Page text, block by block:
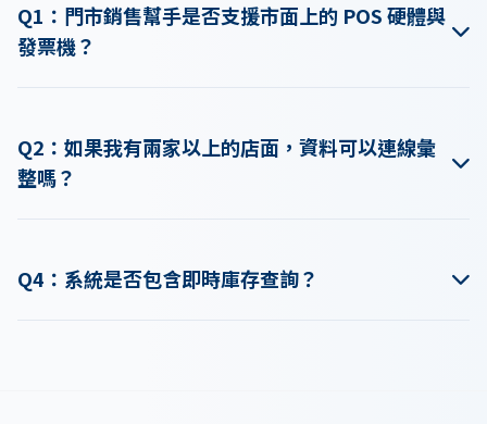
Q1：門市銷售幫手是否支援市面上的 POS 硬體與
發票機？
器、觸控螢幕、收據印表機及三聯式發票機，可以輕鬆將您
的 PC 轉變為高效 POS 收銀系統。
Q2：如果我有兩家以上的店面，資料可以連線彙
整嗎？
手」或「企業總管」整合，將各門市的每日銷售資料上傳至
總公司，實現多店連網管理功能。
Q4：系統是否包含即時庫存查詢？